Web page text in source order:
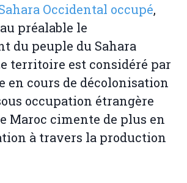
Occidental occupé,
préalable le
du peuple du Sahara
territoire est considéré par
en cours de décolonisation
occupation étrangère
Maroc cimente de plus en
à travers la production